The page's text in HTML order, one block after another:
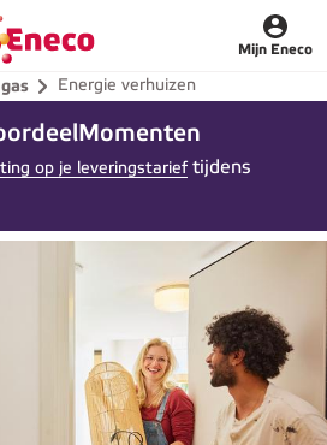
Mijn Eneco
Energie verhuizen
op je leveringstarieftijdens